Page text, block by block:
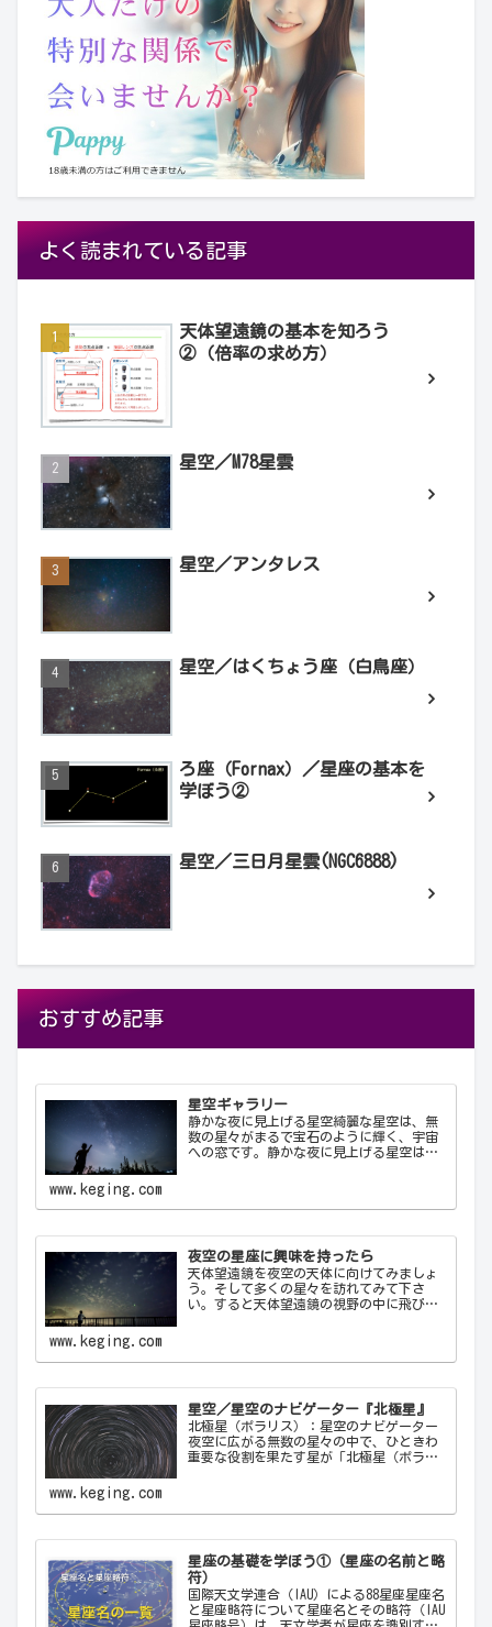
よく読まれている記事
天体望遠鏡の基本を知ろう
②（倍率の求め方）
星空／M78星雲
星空／アンタレス
星空／はくちょう座（白鳥座）
ろ座（Fornax）／星座の基本を
学ぼう②
星空／三日月星雲(NGC6888)
おすすめ記事
星空ギャラリー
静かな夜に見上げる星空綺麗な星空は、無
数の星々がまるで宝石のように輝く、宇宙
への窓です。静かな夜に見上げる星空は、
さと神秘を感…
www.keging.com
夜空の星座に興味を持ったら
天体望遠鏡を夜空の天体に向けてみましょ
う。そして多くの星々を訪れてみて下さ
い。すると天体望遠鏡の視野の中に飛び込
一生の趣味になることでしょう。
www.keging.com
星空／星空のナビゲーター『北極星』
北極星（ポラリス）：星空のナビゲーター
夜空に広がる無数の星々の中で、ひときわ
重要な役割を果たす星が「北極星（ポラリ
では…
www.keging.com
星座の基礎を学ぼう①（星座の名前と略
符）
国際天文学連合（IAU）による88星座星座名
と星座略符について星座名とその略符（IAU